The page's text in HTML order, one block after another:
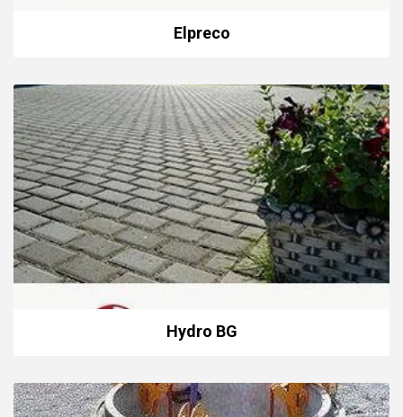
Elpreco
Hydro BG